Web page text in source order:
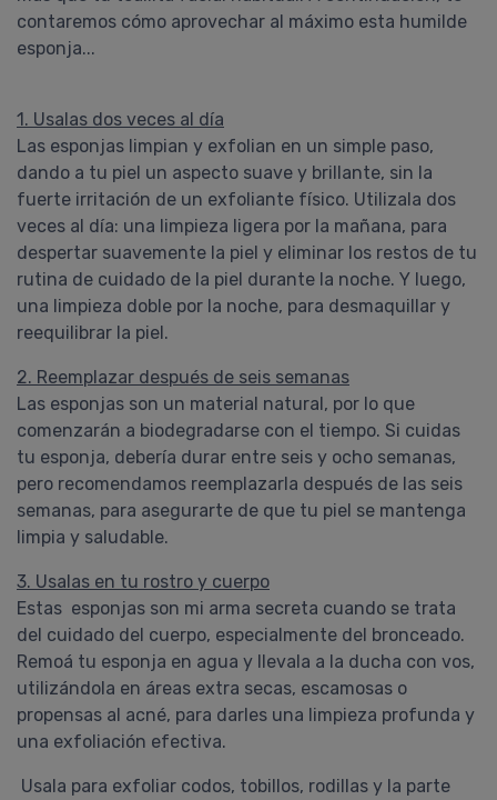
contaremos cómo aprovechar al máximo esta humilde
esponja...
1. Usalas dos veces al día
Las esponjas limpian y exfolian en un simple paso,
dando a tu piel un aspecto suave y brillante, sin la
fuerte irritación de un exfoliante físico. Utilizala dos
veces al día: una limpieza ligera por la mañana, para
despertar suavemente la piel y eliminar los restos de tu
rutina de cuidado de la piel durante la noche. Y luego,
una limpieza doble por la noche, para desmaquillar y
reequilibrar la piel.
2. Reemplazar después de seis semanas
Las esponjas son un material natural, por lo que
comenzarán a biodegradarse con el tiempo. Si cuidas
tu esponja, debería durar entre seis y ocho semanas,
pero recomendamos reemplazarla después de las seis
semanas, para asegurarte de que tu piel se mantenga
limpia y saludable.
3. Usalas en tu rostro y cuerpo
Estas esponjas son mi arma secreta cuando se trata
del cuidado del cuerpo, especialmente del bronceado.
Remoá tu esponja en agua y llevala a la ducha con vos,
utilizándola en áreas extra secas, escamosas o
propensas al acné, para darles una limpieza profunda y
una exfoliación efectiva.
Usala para exfoliar codos, tobillos, rodillas y la parte